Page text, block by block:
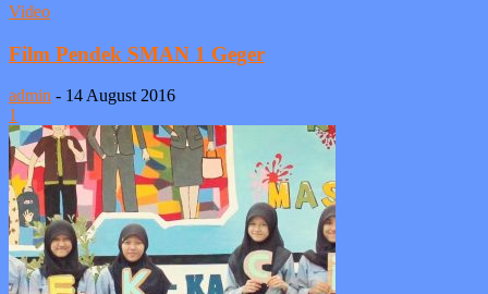
Video
Film Pendek SMAN 1 Geger
admin - 14 August 2016
1